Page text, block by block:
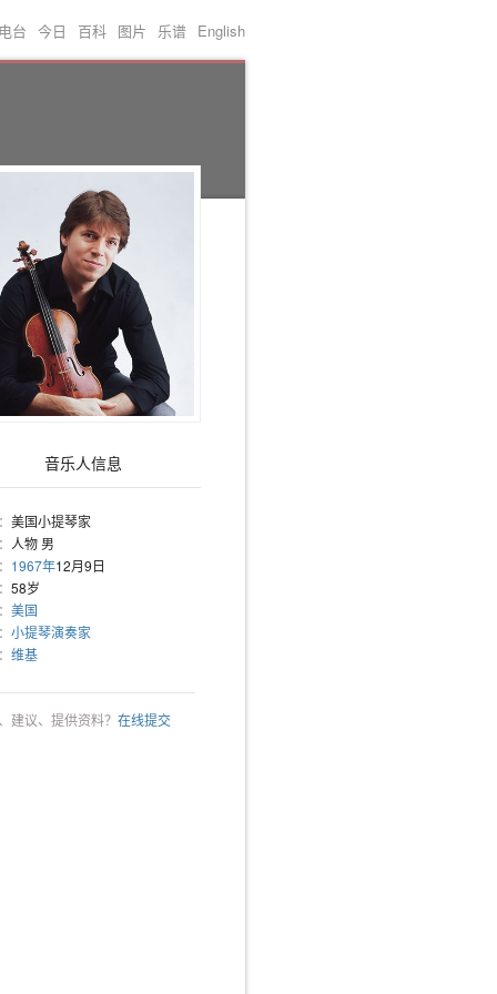
电台 今日 百科 图片 乐谱 English
音乐人信息
美国小提琴家
人物 男
1967年12月9日
58岁
美国
小提琴演奏家
维基
建议、提供资料？ 在线提交